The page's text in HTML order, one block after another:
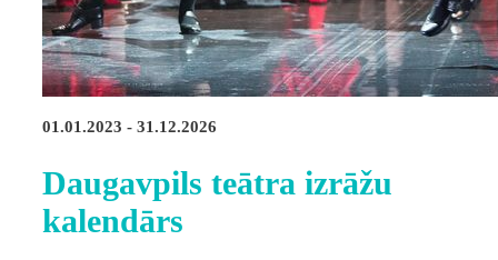
01.01.2023 - 31.12.2026
Daugavpils teātra izrāžu
kalendārs